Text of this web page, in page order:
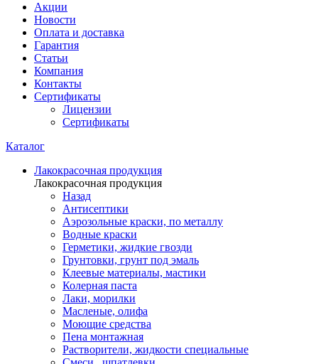
Акции
Новости
Оплата и доставка
Гарантия
Статьи
Компания
Контакты
Сертификаты
Лицензии
Сертификаты
Каталог
Лакокрасочная продукция
Лакокрасочная продукция
Назад
Антисептики
Аэрозольные краски, по металлу
Водные краски
Герметики, жидкие гвозди
Грунтовки, грунт под эмаль
Клеевые материалы, мастики
Колерная паста
Лаки, морилки
Масленые, олифа
Моющие средства
Пена монтажная
Растворители, жидкости специальные